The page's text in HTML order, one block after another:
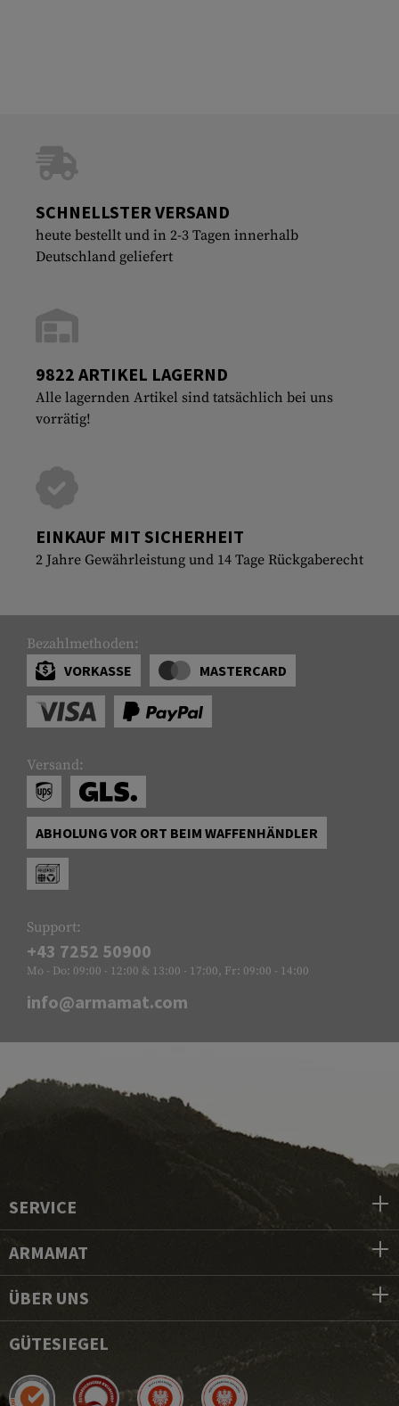
SCHNELLSTER VERSAND
heute bestellt und in 2-3 Tagen innerhalb
Deutschland geliefert
9822 ARTIKEL LAGERND
Alle lagernden Artikel sind tatsächlich bei uns
vorrätig!
EINKAUF MIT SICHERHEIT
2 Jahre Gewährleistung und 14 Tage Rückgaberecht
Bezahlmethoden:
VORKASSE
MASTERCARD
Versand:
ABHOLUNG VOR ORT BEIM WAFFENHÄNDLER
Support:
+43 7252 50900
Mo - Do: 09:00 - 12:00 & 13:00 - 17:00, Fr: 09:00 - 14:00
info@armamat.com
SERVICE
ARMAMAT
ÜBER UNS
GÜTESIEGEL